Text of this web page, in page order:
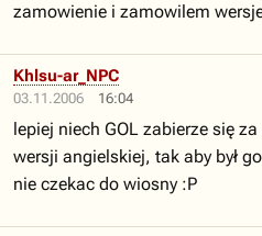
zamowienie i zamowilem
03.11.2006 16:04
Khlsu-ar_NPC
lepiej niech GOL zabierze się
wersji angielskiej, tak aby był
nie czekac do wiosny :P